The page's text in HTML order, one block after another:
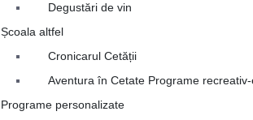
Degustări de vin
Școala altfel
Cronicarul Cetății
Aventura în Cetate Programe
Programe personalizate